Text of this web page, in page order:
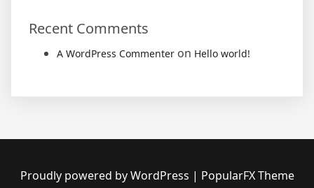
Recent Comments
A WordPress Commenter on Hello world!
Proudly powered by WordPress | PopularFX Theme